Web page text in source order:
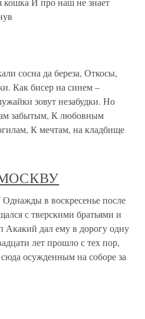
сосна да береза, Откосы,
Как бисер на синем –
зовут незабудки. Но
забытым, К любовным
К мечтам, на кладбище
в воскресенье после
с тверскими братьями и
Акакий дал ему в дорогу одну
лет прошло с тех пор,
осужденным на соборе за